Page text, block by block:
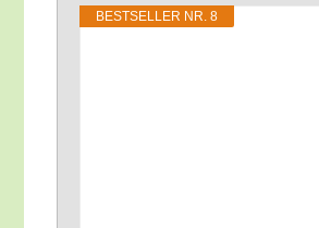
BEST­SEL­LER NR. 8